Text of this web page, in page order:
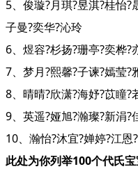
5、俊璇?月琪?昱淇?桂怡
子曼?奕华?沁玲
6、煜容?杉扬?珊亭?奕桦?
7、梦月?熙馨?子谏?嫣莹?
8、晴晴?欣潇?海妤?苡瞳?
9、英遥?娅旭?瀚璨?新涓?
10、瀚怡?沐宜?婵婷?江恩
此处为你列举100个代氏